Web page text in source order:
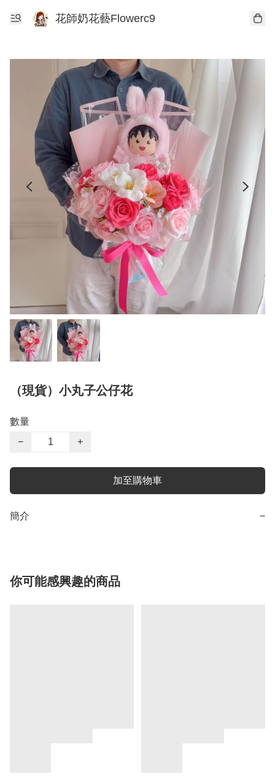
花師奶花藝Flowerc9
（現貨）小丸子公仔花
數量
−
+
加至購物車
簡介 −
你可能感興趣的商品